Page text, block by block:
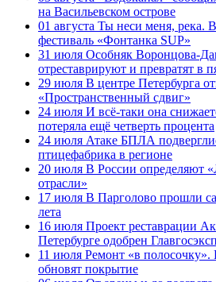
на Васильевском острове
01 августа Ты неси меня, река.
фестиваль «Фонтанка SUP»
31 июля Особняк Воронцова-
отреставрируют и превратят в
29 июля В центре Петербурга
«Пространственный сдвиг»
24 июля И всё-таки она
потеряла ещё четверть процента
24 июля Атаке БПЛА
птицефабрика в регионе
20 июля В России определяют
отрасли»
17 июля В Парголово прошли
лета
16 июля Проект реставрации
Петербурге одобрен
11 июля Ремонт «в
обновят покрытие